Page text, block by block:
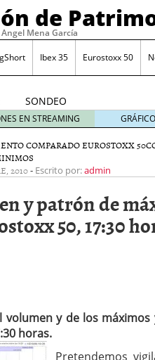
de
Angel Mena García
Ibex 35 Eurostoxx 50
SONDEO
IBEX35.
ACCESO
A LA
PLANTILLA
DE
LOS
VALORES
DE
anuales. Se constata
mayo 28, 2013
Catalejo sobre IBEX35.
y a?n tienen recorrido
EN STREAMING
COMPARADO EUROSTOXX 50
2010- Escrito por:admin
y patrón de
50, 17:30
volumen y de los
horas.
Pretendemos